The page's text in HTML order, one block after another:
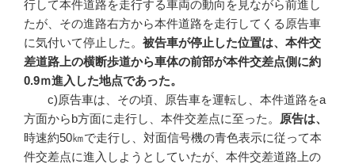
行して本件道路を走行する車両の動向を見ながら前進し
たが、その進路右方から本件道路を走行してくる原告車
に気付いて停止した。 被告車が停止した位置は、本件交
差道路上の横断歩道から車体の前部が本件交差点側に約
0.9ｍ進入した地点であった。
c)原告車は、その頃、原告車を運転し、本件道路をa
方面からb方面に走行し、本件交差点に至った。
原告は、
時速約50㎞で走行し、対面信号機の青色表示に従って本
件交差点に進入しようとしていたが、本件交差道路上の